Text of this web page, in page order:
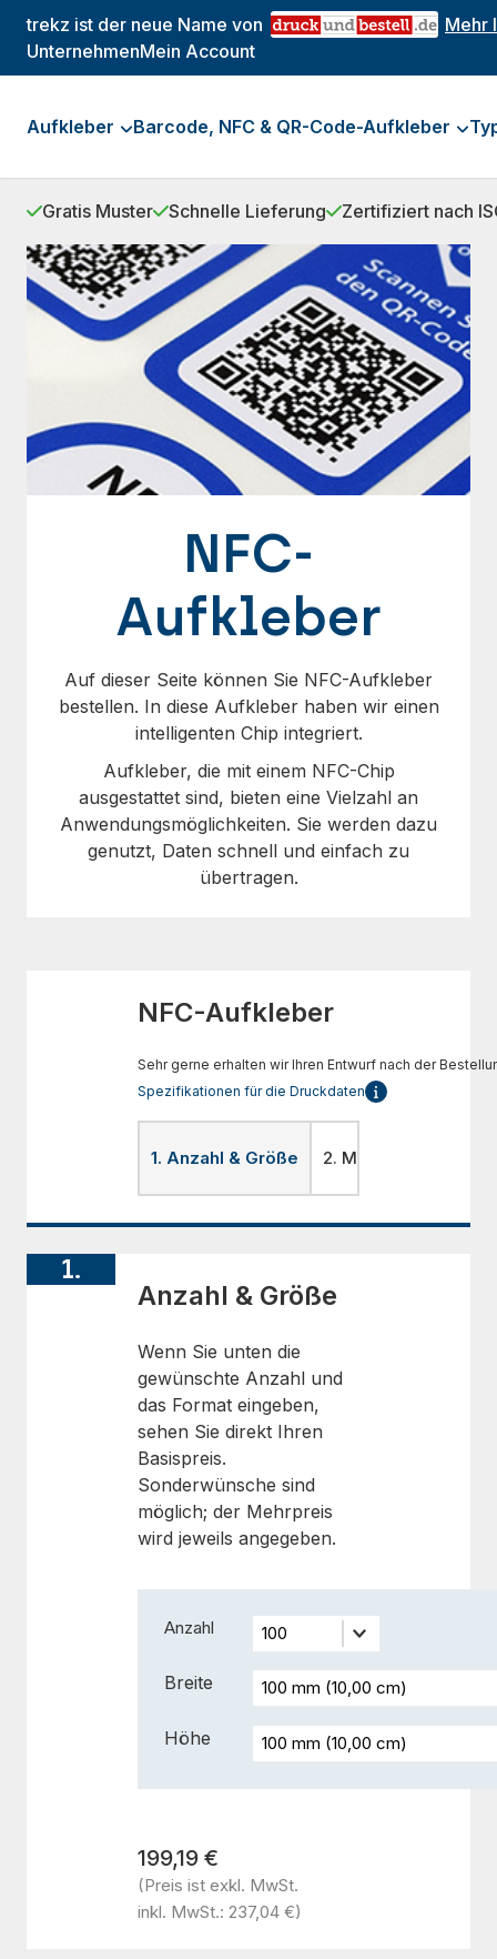
trekz ist der neue Name von
Mehr
UnternehmenMein Account
Aufkleber Barcode, NFC & QR-Code-Aufkleber
Gratis Muster Schnelle Lieferung Zertifiziert nach
NFC-
Aufkleber
Auf dieser Seite können Sie NFC-Aufkleber
bestellen. In diese Aufkleber haben wir einen
intelligenten Chip integriert.
Aufkleber, die mit einem NFC-Chip
ausgestattet sind, bieten eine Vielzahl an
Anwendungsmöglichkeiten. Sie werden dazu
genutzt, Daten schnell und einfach zu
übertragen.
NFC-Aufkleber
Sehr gerne erhalten wir Ihren Entwurf nach der
Spezifikationen für die Druckdaten
1. Anzahl & Größe 2. Material
1.
Anzahl & Größe
Wenn Sie unten die
gewünschte Anzahl und
das Format eingeben,
sehen Sie direkt Ihren
Basispreis.
Sonderwünsche sind
möglich; der Mehrpreis
wird jeweils angegeben.
Anzahl
Breite
Höhe
199,19 €
(Preis ist exkl. MwSt.
inkl. MwSt.: 237,04 €)